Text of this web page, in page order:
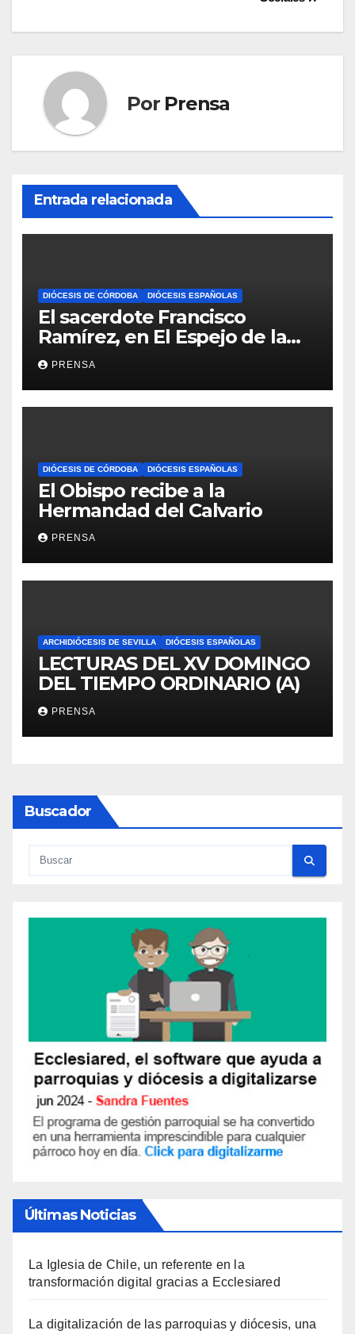
Por Prensa
Entrada relacionada
DIÓCESIS DE CÓRDOBA DIÓCESIS ESPAÑOLAS
El sacerdote Francisco
Ramírez, en El Espejo de la
Iglesia
PRENSA
DIÓCESIS DE CÓRDOBA DIÓCESIS ESPAÑOLAS
El Obispo recibe a la
Hermandad del Calvario
PRENSA
ARCHIDIÓCESIS DE SEVILLA DIÓCESIS ESPAÑOLAS
LECTURAS DEL XV DOMINGO
DEL TIEMPO ORDINARIO (A)
PRENSA
Buscador
Últimas Noticias
La Iglesia de Chile, un referente en la
transformación digital gracias a Ecclesiared
La digitalización de las parroquias y diócesis, una